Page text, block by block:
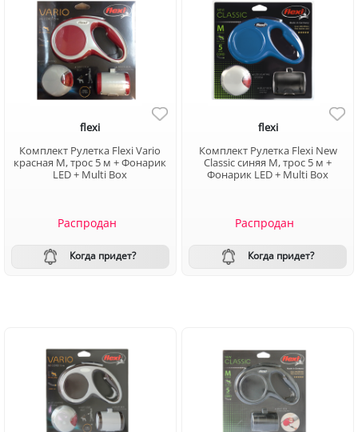
flexi
Комплект Рулетка Flexi Vario
красная M, трос 5 м + Фонарик
LED + Multi Box
Распродан
Когда придет?
flexi
Комплект Рулетка Flexi New
Classic синяя M, трос 5 м +
Фонарик LED + Multi Box
Распродан
Когда придет?